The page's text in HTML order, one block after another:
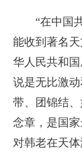
“在中国共
能收到著名
华人民共和
说是无比激
带、团锦结
念章，是国
对韩老在天